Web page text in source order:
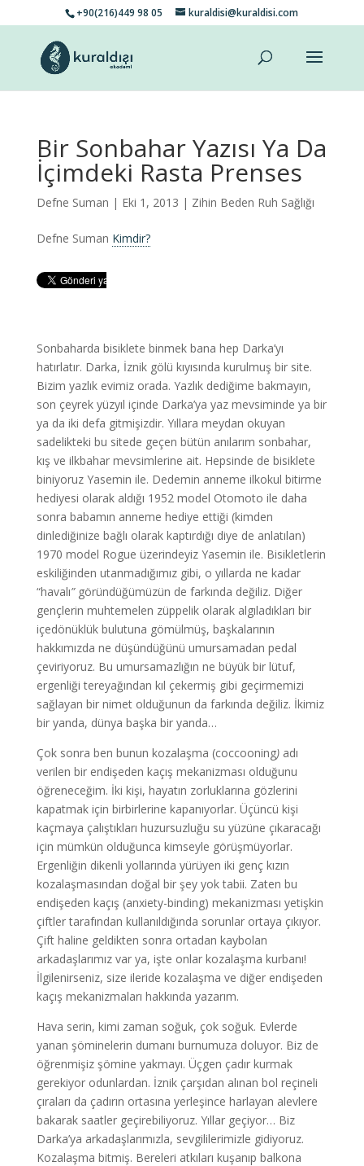
+90(216)449 98 05 kuraldisi@kuraldisi.com
Bir Sonbahar Yazısı Ya Da
İçimdeki Rasta Prenses
Defne Suman | Eki 1, 2013 | Zihin Beden Ruh Sağlığı
Defne Suman Kimdir?
Sonbaharda bisiklete binmek bana hep Darka’yı
hatırlatır. Darka, İznik gölü kıyısında kurulmuş bir site.
Bizim yazlık evimiz orada. Yazlık dediğime bakmayın,
son çeyrek yüzyıl içinde Darka’ya yaz mevsiminde ya bir
ya da iki defa gitmişizdir. Yıllara meydan okuyan
sadelikteki bu sitede geçen bütün anılarım sonbahar,
kış ve ilkbahar mevsimlerine ait. Hepsinde de bisiklete
biniyoruz Yasemin ile. Dedemin anneme ilkokul bitirme
hediyesi olarak aldığı 1952 model Otomoto ile daha
sonra babamın anneme hediye ettiği (kimden
dinlediğinize bağlı olarak kaptırdığı diye de anlatılan)
1970 model Rogue üzerindeyiz Yasemin ile. Bisikletlerin
eskiliğinden utanmadığımız gibi, o yıllarda ne kadar
“havalı”göründüğümüzün de farkında değiliz. Diğer
gençlerin muhtemelen züppelik olarak algıladıkları bir
içedönüklük bulutuna gömülmüş, başkalarının
hakkımızda ne düşündüğünü umursamadan pedal
çeviriyoruz. Bu umursamazlığın ne büyük bir lütuf,
ergenliği tereyağından kıl çekermiş gibi geçirmemizi
sağlayan bir nimet olduğunun da farkında değiliz. İkimiz
bir yanda, dünya başka bir yanda…
Çok sonra ben bunun kozalaşma (coccooning)adı
verilen bir endişeden kaçış mekanizması olduğunu
öğreneceğim. İki kişi, hayatın zorluklarına gözlerini
kapatmak için birbirlerine kapanıyorlar. Üçüncü kişi
kaçmaya çalıştıkları huzursuzluğu su yüzüne çıkaracağı
için mümkün olduğunca kimseyle görüşmüyorlar.
Ergenliğin dikenli yollarında yürüyen iki genç kızın
kozalaşmasından doğal bir şey yok tabii. Zaten bu
endişeden kaçış (anxiety-binding) mekanizması yetişkin
çiftler tarafından kullanıldığında sorunlar ortaya çıkıyor.
Çift haline geldikten sonra ortadan kaybolan
arkadaşlarımız var ya, işte onlar kozalaşma kurbanı!
İlgilenirseniz, size ileride kozalaşma ve diğer endişeden
kaçış mekanizmaları hakkında yazarım.
Hava serin, kimi zaman soğuk, çok soğuk. Evlerde
yanan şöminelerin dumanı burnumuza doluyor. Biz de
öğrenmişiz şömine yakmayı. Üçgen çadır kurmak
gerekiyor odunlardan. İznik çarşıdan alınan bol reçineli
çıraları da çadırın ortasına yerleşince harlayan alevlere
bakarak saatler geçirebiliyoruz. Yıllar geçiyor… Biz
Darka’ya arkadaşlarımızla, sevgililerimizle gidiyoruz.
Kozalaşma bitmiş. Bereleri atkıları kuşanıp balkona